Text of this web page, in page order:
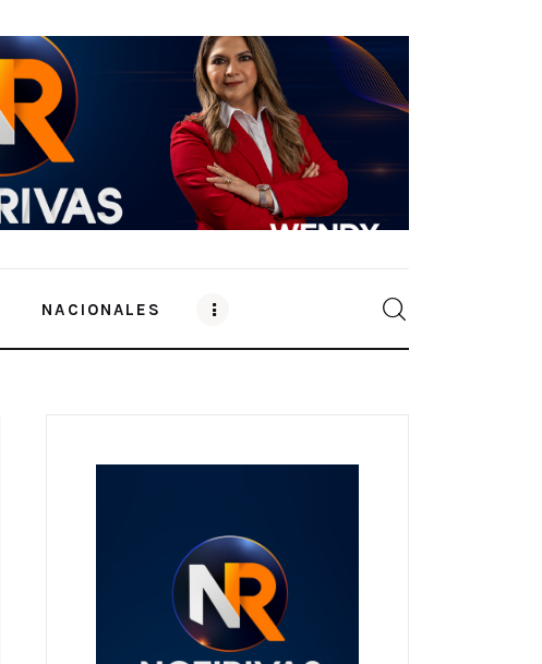
NACIONALES